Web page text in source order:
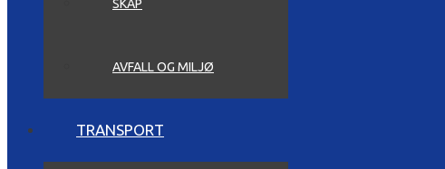
SKAP
AVFALL OG MILJØ
TRANSPORT